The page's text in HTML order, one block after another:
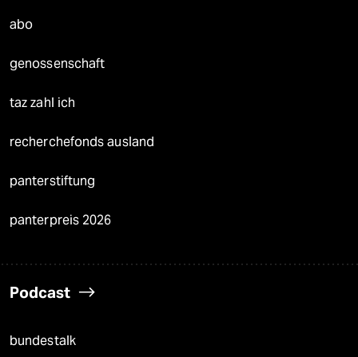
abo
genossenschaft
taz zahl ich
recherchefonds ausland
panterstiftung
panterpreis 2026
Podcast
bundestalk